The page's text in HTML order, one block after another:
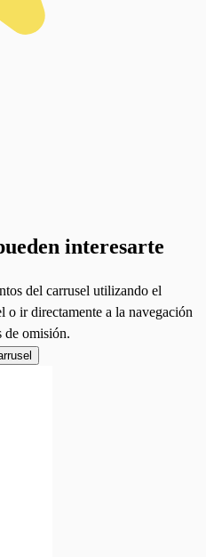
interesarte
del carrusel utilizando el
o ir directamente a la navegación
de omisión.